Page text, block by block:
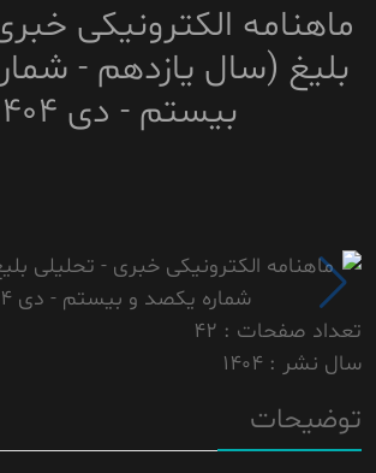
ماهنامه الکترونیکی
بلیغ (سال یازدهم -
بیستم - دی 1404)
تعداد صفحات : 42
سال نشر : 1404
توضیحات